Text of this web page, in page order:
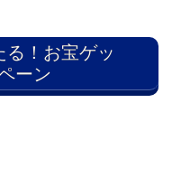
る！お宝ゲッ
ーン